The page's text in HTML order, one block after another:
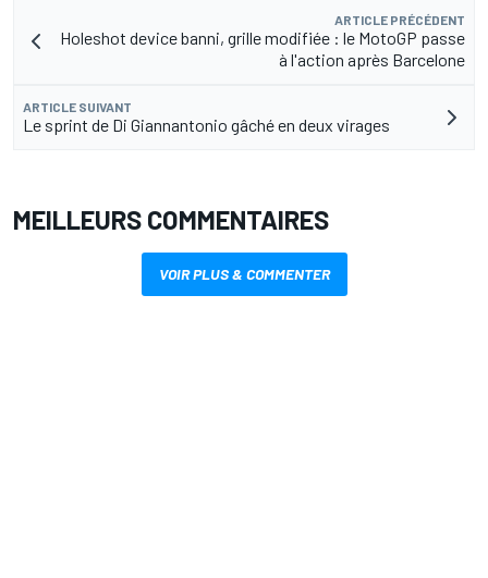
ARTICLE PRÉCÉDENT
Holeshot device banni, grille modifiée : le MotoGP passe
à l'action après Barcelone
ARTICLE SUIVANT
Le sprint de Di Giannantonio gâché en deux virages
MEILLEURS COMMENTAIRES
VOIR PLUS & COMMENTER